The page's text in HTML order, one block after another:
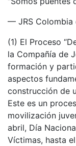
— JRS Colombia
(1) El Proceso
la Compañía de
formación y
aspectos
construcción de
Este es un
movilización
abril, Día
Víctimas, hasta